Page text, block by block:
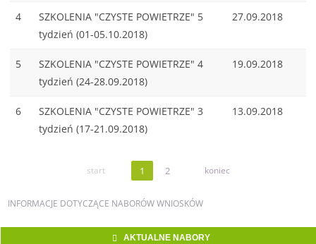
4
SZKOLENIA "CZYSTE POWIETRZE" 5
tydzień (01-05.10.2018)
27.09.2018
5
SZKOLENIA "CZYSTE POWIETRZE" 4
tydzień (24-28.09.2018)
19.09.2018
6
SZKOLENIA "CZYSTE POWIETRZE" 3
tydzień (17-21.09.2018)
13.09.2018
start 1 2 koniec
INFORMACJE DOTYCZĄCE NABORÓW WNIOSKÓW
AKTUALNE NABORY